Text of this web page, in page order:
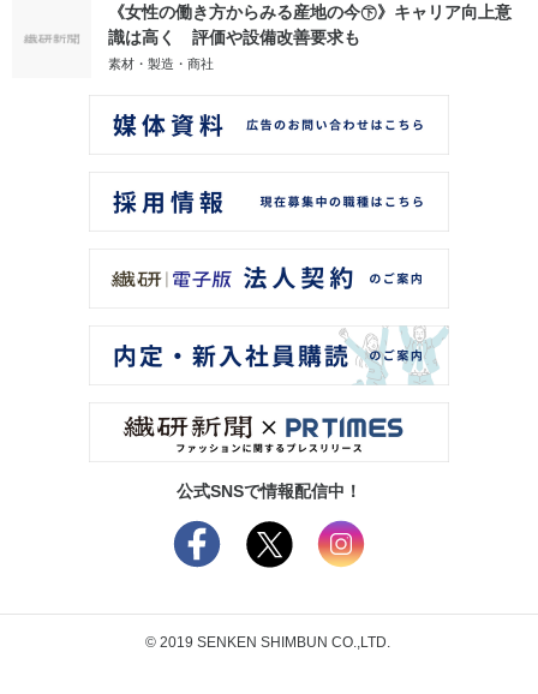
《女性の働き方からみる産地の今㊦》キャリア向上意
識は高く 評価や設備改善要求も
素材・製造・商社
公式SNSで情報配信中！
© 2019 SENKEN SHIMBUN CO.,LTD.